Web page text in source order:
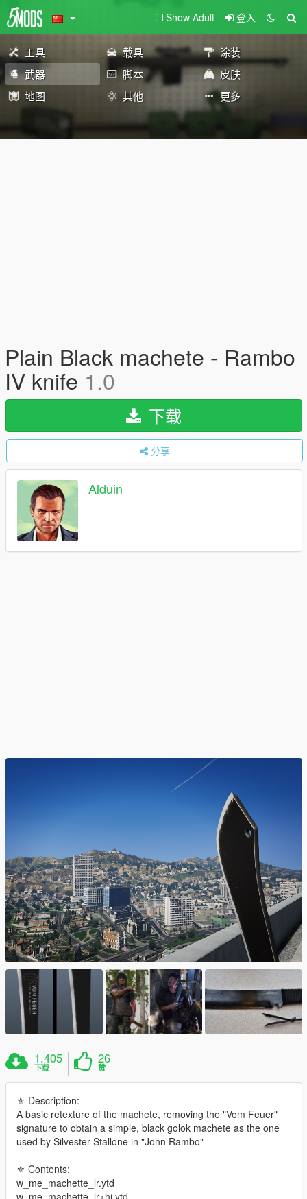
Show Adult 登入
工具 载具
涂装
武器
脚本
皮肤
地图
其他 更多
Plain Black machete - Rambo
IV knife 1.0
下载
分享
Alduin
1,405
下载
26
赞
⚜ Description:
A basic retexture of the machete, removing the "Vom Feuer"
signature to obtain a simple, black golok machete as the one
used by Silvester Stallone in "John Rambo"
⚜ Contents:
w_me_machette_lr.ytd
w_me_machette_lr+hi.ytd